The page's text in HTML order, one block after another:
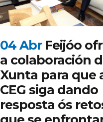
04 Abr Feijóo
a colaboración
Xunta para que
CEG siga dando
resposta ós